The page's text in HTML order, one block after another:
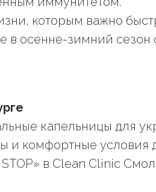
которым важно
в осенне-зимний сезон
капельницы для
и комфортные
в Clean Clinic